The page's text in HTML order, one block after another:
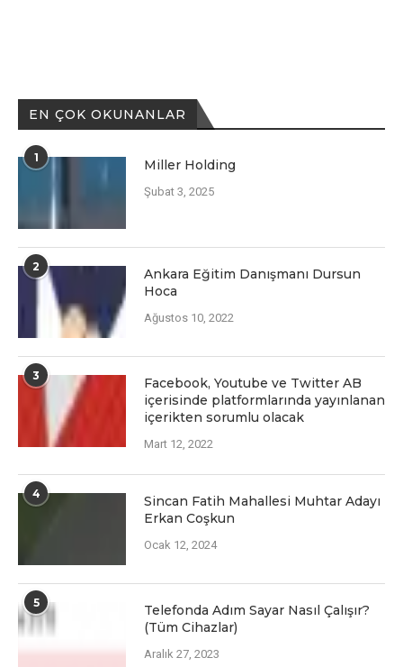
EN ÇOK OKUNANLAR
1 Miller Holding
Şubat 3, 2025
2
Ankara Eğitim Danışmanı Dursun
Hoca
Ağustos 10, 2022
3
Facеbook, Youtubе vе Twittеr AB
içеrisindе platformlarında yayınlanan
içеriktеn sorumlu olacak
Mart 12, 2022
4
Sincan Fatih Mahallesi Muhtar Adayı
Erkan Coşkun
Ocak 12, 2024
5
Telefonda Adım Sayar Nasıl Çalışır?
(Tüm Cihazlar)
Aralık 27, 2023